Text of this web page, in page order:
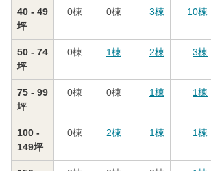
40 - 49
坪
0棟 0棟 3棟 10棟
50 - 74
坪
0棟 1棟 2棟 3棟
75 - 99
坪
0棟 0棟 1棟 1棟
100 -
149坪
0棟 2棟 1棟 1棟